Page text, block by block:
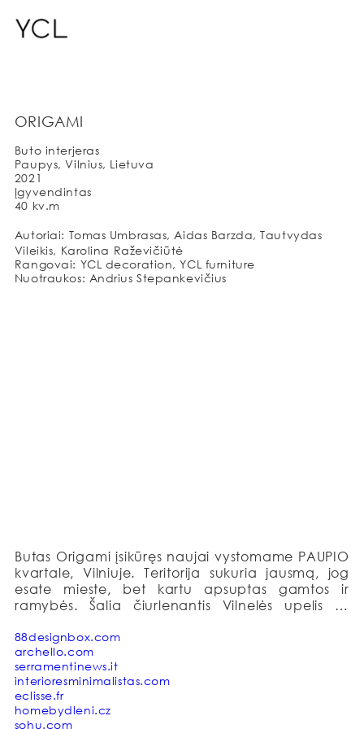
ORIGAMI
Buto interjeras
Paupys, Vilnius, Lietuva
2021
Įgyvendintas
40 kv.m
Autoriai: Tomas Umbrasas, Aidas Barzda, Tautvydas
Vileikis, Karolina Raževičiūtė
Rangovai: YCL decoration, YCL furniture
Nuotraukos: Andrius Stepankevičius
Butas Origami įsikūręs naujai vystomame PAUPIO
kvartale, Vilniuje. Teritorija sukuria jausmą, jog
esate mieste, bet kartu apsuptas gamtos ir
ramybės. Šalia čiurlenantis Vilnelės upelis tą
40 kv.m butas yra juodų ir baltų formų lankstinys,
kuris sukuria šiuolaikinį origami interjerą su
įspudingu pirmuoju įspūdžiu. Šiuolaikiškas
interjeras ir senamiestis sukuria kontrastą tarp
vaizdo ir jausmo. Senas ir naujas.
88designbox.com
archello.com
serramentinews.it
interioresminimalistas.com
eclisse.fr
homebydleni.cz
sohu.com